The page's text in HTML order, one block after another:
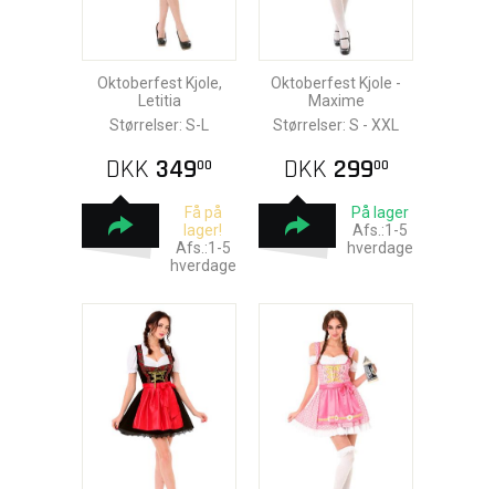
Oktoberfest Kjole,
Letitia
Størrelser: S-L
DKK 34900
Få på
lager!
Afs.:1-5
hverdage
Oktoberfest Kjole -
Maxime
Størrelser: S - XXL
DKK 29900
På lager
Afs.:1-5
hverdage